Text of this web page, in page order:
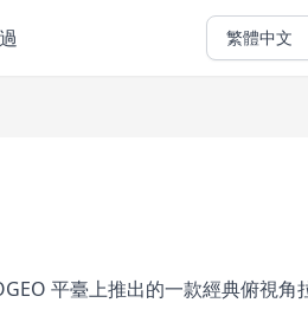
繁體中文
平臺上推出的一款經典俯視角